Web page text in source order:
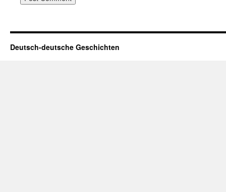
Deutsch-deutsche Geschichten